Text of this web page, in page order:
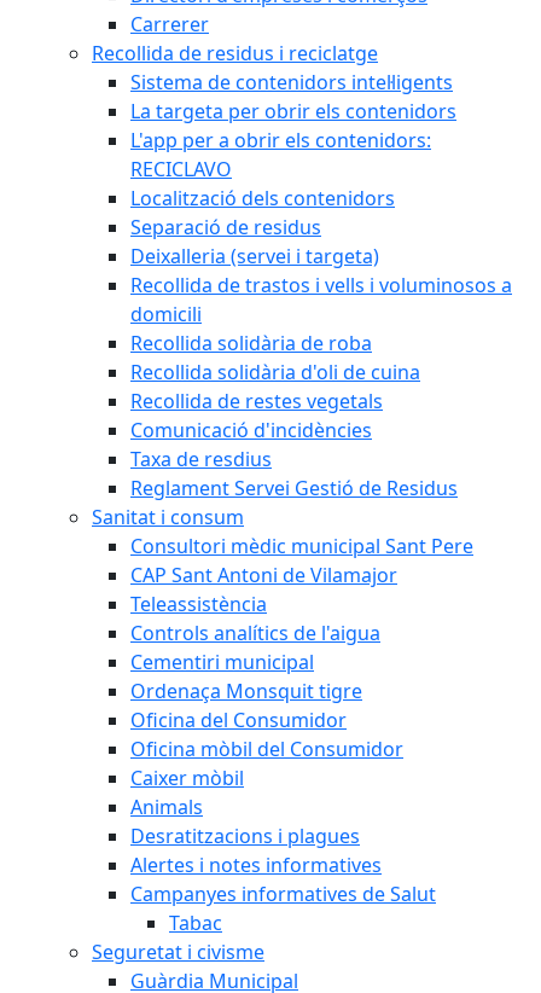
Carrerer
Recollida de residus i reciclatge
Sistema de contenidors intel·ligents
La targeta per obrir els contenidors
L'app per a obrir els contenidors:
RECICLAVO
Localització dels contenidors
Separació de residus
Deixalleria (servei i targeta)
Recollida de trastos i vells i voluminosos a
domicili
Recollida solidària de roba
Recollida solidària d'oli de cuina
Recollida de restes vegetals
Comunicació d'incidències
Taxa de resdius
Reglament Servei Gestió de Residus
Sanitat i consum
Consultori mèdic municipal Sant Pere
CAP Sant Antoni de Vilamajor
Teleassistència
Controls analítics de l'aigua
Cementiri municipal
Ordenaça Monsquit tigre
Oficina del Consumidor
Oficina mòbil del Consumidor
Caixer mòbil
Animals
Desratitzacions i plagues
Alertes i notes informatives
Campanyes informatives de Salut
Tabac
Seguretat i civisme
Guàrdia Municipal